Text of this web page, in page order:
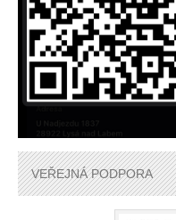
VEŘEJNÁ PODPORA